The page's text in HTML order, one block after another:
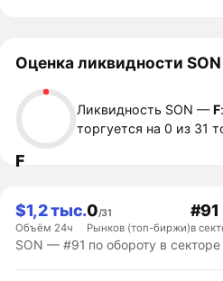
Оценка ликвидности SON
F
Ликвидность SON —F
торгуется на 0 из 31
$1,2 тыс.
Объём 24ч
0/31
Рынков (топ-биржи)
#91
в
SON — #91 по обороту в